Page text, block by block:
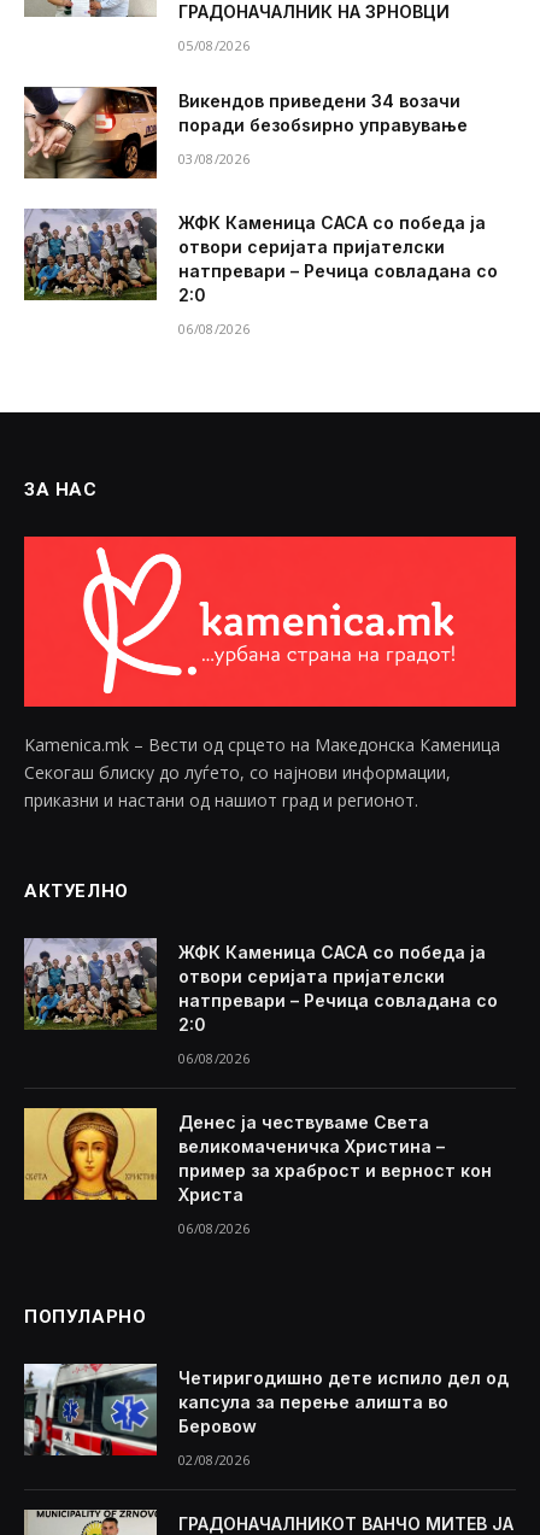
ГРАДОНАЧАЛНИК НА ЗРНОВЦИ
05/08/2026
Викендов приведени 34 возачи
поради безобѕирно управување
03/08/2026
ЖФК Каменица САСА со победа ја
отвори серијата пријателски
натпревари – Речица совладана со
2:0
06/08/2026
ЗА НАС
Kamenica.mk – Вести од срцето на Македонска Каменица
Секогаш блиску до луѓето, со најнови информации,
приказни и настани од нашиот град и регионот.
АКТУЕЛНО
ЖФК Каменица САСА со победа ја
отвори серијата пријателски
натпревари – Речица совладана со
2:0
06/08/2026
Денес ја чествуваме Света
великомаченичка Христина –
пример за храброст и верност кон
Христа
06/08/2026
ПОПУЛАРНО
Четиригодишно дете испило дел од
капсула за перење алишта во
Беровоw
02/08/2026
ГРАДОНАЧАЛНИКОТ ВАНЧО МИТЕВ ЈА